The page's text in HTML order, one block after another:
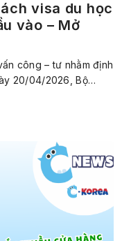
visa du học
vào – Mở
công – tư nhằm định
20/04/2026, Bộ…